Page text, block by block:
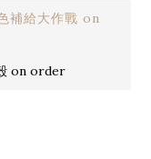
補給大作戰 on
on order